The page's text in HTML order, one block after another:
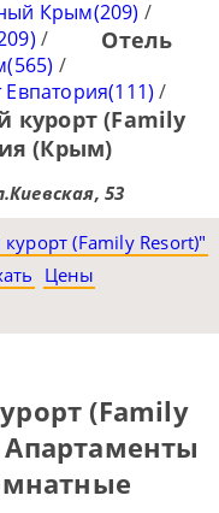
Крым(209) /
/
/
Евпатория(111) /
Отель
курорт (Family
(Крым)
53
(Family Resort)"
Цены
(Family
Апартаменты